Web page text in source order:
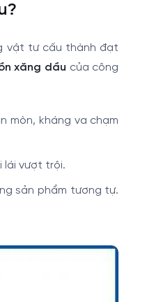
vật tư cấu thành đạt
xăng dầu của công
mòn, kháng va chạm
lái vượt trội.
sản phẩm tương tự.